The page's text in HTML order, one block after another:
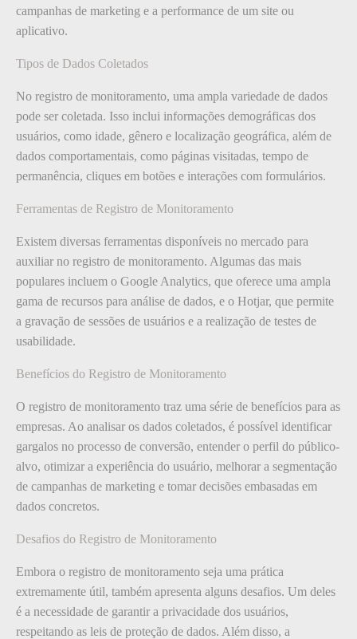
campanhas de marketing e a performance de um site ou
aplicativo.
Tipos de Dados Coletados
No registro de monitoramento, uma ampla variedade de dados
pode ser coletada. Isso inclui informações demográficas dos
usuários, como idade, gênero e localização geográfica, além de
dados comportamentais, como páginas visitadas, tempo de
permanência, cliques em botões e interações com formulários.
Ferramentas de Registro de Monitoramento
Existem diversas ferramentas disponíveis no mercado para
auxiliar no registro de monitoramento. Algumas das mais
populares incluem o Google Analytics, que oferece uma ampla
gama de recursos para análise de dados, e o Hotjar, que permite
a gravação de sessões de usuários e a realização de testes de
usabilidade.
Benefícios do Registro de Monitoramento
O registro de monitoramento traz uma série de benefícios para as
empresas. Ao analisar os dados coletados, é possível identificar
gargalos no processo de conversão, entender o perfil do público-
alvo, otimizar a experiência do usuário, melhorar a segmentação
de campanhas de marketing e tomar decisões embasadas em
dados concretos.
Desafios do Registro de Monitoramento
Embora o registro de monitoramento seja uma prática
extremamente útil, também apresenta alguns desafios. Um deles
é a necessidade de garantir a privacidade dos usuários,
respeitando as leis de proteção de dados. Além disso, a